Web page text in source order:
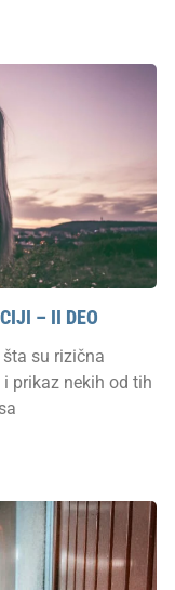
– II DEO
su rizična
prikaz nekih od tih